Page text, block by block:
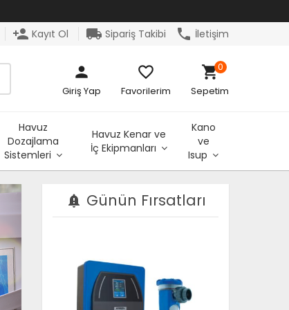
person_add Kayıt Ol local_shipping Sipariş Takibi phone İletişim
person
Giriş Yap
favorite_border
Favorilerim
shopping_cart
Sepetim
0
Havuz
Dozajlama
Sistemleri
Havuz Kenar ve
İç Ekipmanları
Kano
ve
Isup
notification_important Günün Fırsatları